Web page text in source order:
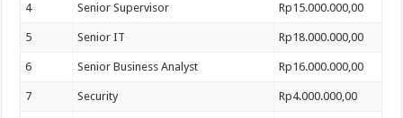
4 Senior Supervisor Rp15.000.000,00
5 Senior IT Rp18.000.000,00
6 Senior Business Analyst Rp16.000.000,00
7 Security Rp4.000.000,00